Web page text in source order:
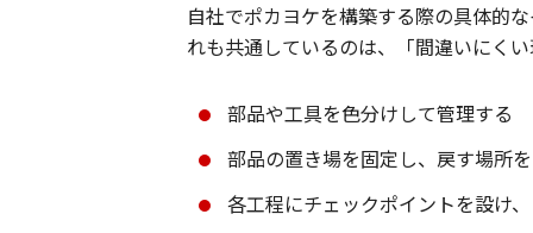
自社でポカヨケを構築する際の具体的
れも共通しているのは、「間違いにく
部品や工具を色分けして管理する
部品の置き場を固定し、戻す場所
各工程にチェックポイントを設け